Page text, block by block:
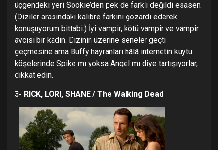
üçgendeki yeri Sookie’den pek de farklı değildi esasen.
(Diziler arasındaki kalibre farkını gözardı ederek
konuşuyorum bittabi.) İyi vampir, kötü vampir ve vampir
avcısı bir kadın. Dizinin üzerine seneler geçti
geçmesine ama Buffy hayranları hâlâ internetin kuytu
köşelerinde Spike mı yoksa Angel mı diye tartışıyorlar,
dikkat edin.
3- RICK, LORI, SHANE / The Walking Dead